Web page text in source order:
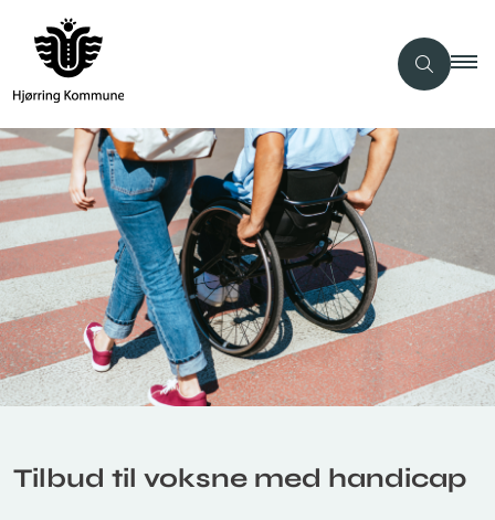
Tilbud til voksne med handicap